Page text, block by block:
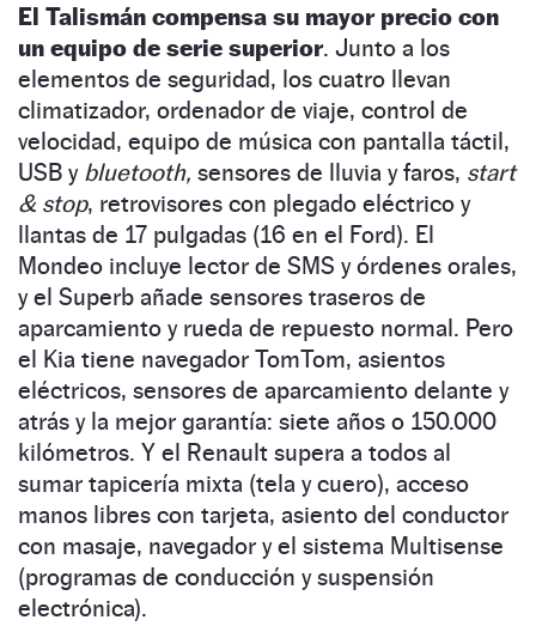
El Talismán compensa su mayor precio con
un equipo de serie superior. Junto a los
elementos de seguridad, los cuatro llevan
climatizador, ordenador de viaje, control de
velocidad, equipo de música con pantalla táctil,
USB y bluetooth, sensores de lluvia y faros, start
& stop, retrovisores con plegado eléctrico y
llantas de 17 pulgadas (16 en el Ford). El
Mondeo incluye lector de SMS y órdenes orales,
y el Superb añade sensores traseros de
aparcamiento y rueda de repuesto normal. Pero
el Kia tiene navegador TomTom, asientos
eléctricos, sensores de aparcamiento delante y
atrás y la mejor garantía: siete años o 150.000
kilómetros. Y el Renault supera a todos al
sumar tapicería mixta (tela y cuero), acceso
manos libres con tarjeta, asiento del conductor
con masaje, navegador y el sistema Multisense
(programas de conducción y suspensión
electrónica).